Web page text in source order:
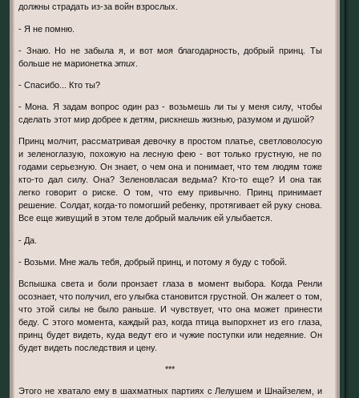
должны страдать из-за войн взрослых.
- Я не помню.
- Знаю. Но не забыла я, и вот моя благодарность, добрый принц. Ты
больше не марионеткаэтих
- Спасибо... Кто ты?
- Мона. Я задам вопрос один раз - возьмешь ли ты у меня силу, чтобы
сделать этот мир добрее к детям, рискнешь жизнью, разумом и душой?
Принц молчит, рассматривая девочку в простом платье, светловолосую
и зеленоглазую, похожую на лесную фею - вот только грустную, не по
годами серьезную. Он знает, о чем она и понимает, что тем людям тоже
кто-то дал силу. Она? Зеленовласая ведьма? Кто-то еще? И она так
легко говорит о риске. О том, что ему привычно. Принц принимает
решение. Солдат, когда-то помогший ребенку, протягивает ей руку снова.
Все еще живущий в этом теле добрый мальчик ей улыбается.
- Да.
- Возьми. Мне жаль тебя, добрый принц, и потому я буду с тобой.
Вспышка света и боли пронзает глаза в момент выбора. Когда Ренли
осознает, что получил, его улыбка становится грустной. Он жалеет о том,
что этой силы не было раньше. И чувствует, что она может принести
беду. С этого момента, каждый раз, когда птица выпорхнет из его глаза,
принц будет видеть, куда ведут его и чужие поступки или недеяние. Он
будет видеть последствия и цену.
***
Этого не хватало ему в шахматных партиях с Лелушем и Шнайзелем, и